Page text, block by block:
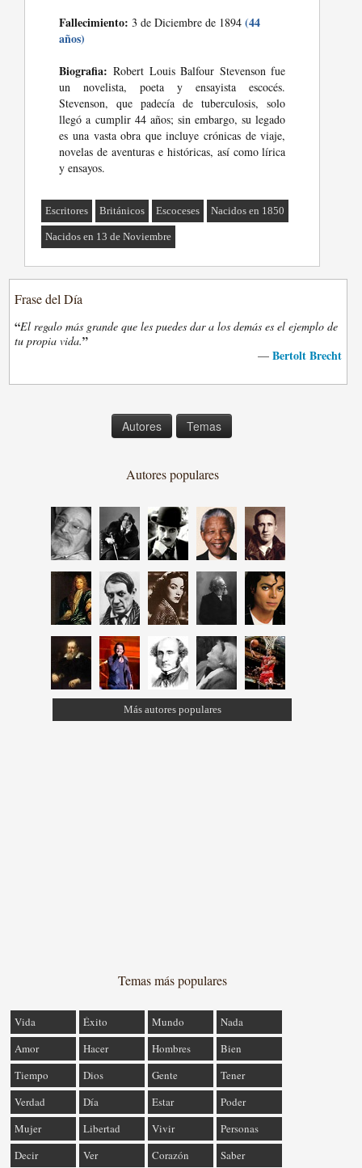
Fallecimiento: 3 de Diciembre de 1894(44
años)
Biografia: Robert Louis Balfour Stevenson fue
un novelista, poeta y ensayista escocés.
Stevenson, que padecía de tuberculosis, solo
llegó a cumplir 44 años; sin embargo, su legado
es una vasta obra que incluye crónicas de viaje,
novelas de aventuras e históricas, así como lírica
y ensayos.
Escritores Británicos Escoceses Nacidos en 1850
Nacidos en 13 de Noviembre
Frase del Día
“El regalo más grande que les puedes dar a los demás es el ejemplo de
tu propia vida.”
— Bertolt Brecht
Autores Temas
Autores populares
Más autores populares
Temas más populares
Vida Éxito Mundo
Nada
Amor
Hacer Hombres
Bien
Tiempo
Dios Gente
Tener
Verdad
Día Estar
Poder
Mujer
Libertad Vivir
Personas
Decir
Ver Corazón Saber